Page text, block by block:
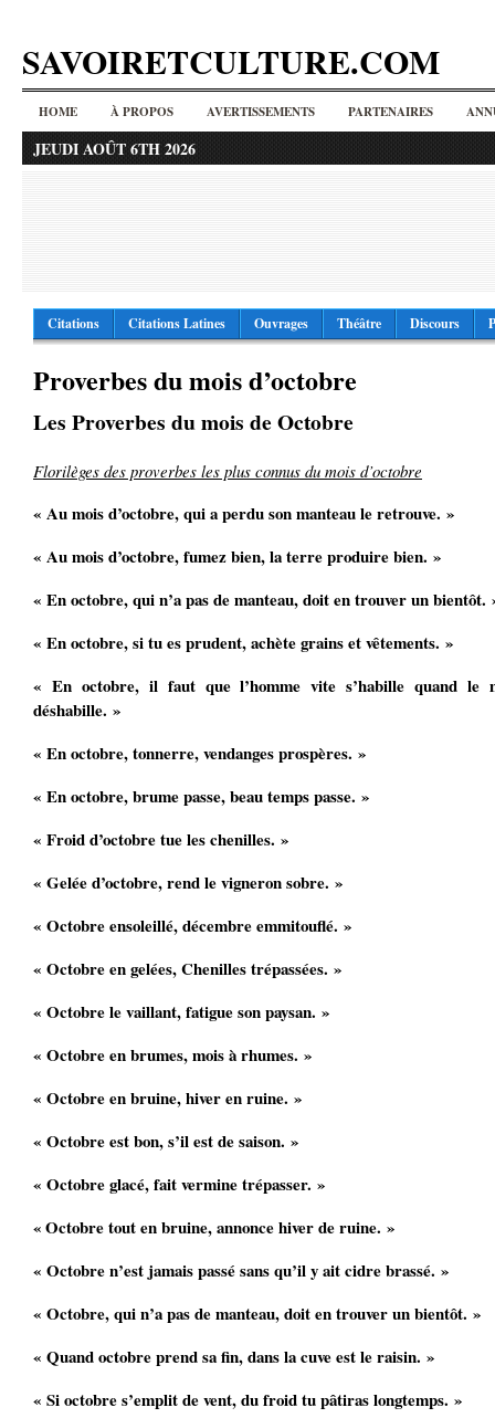
SAVOIRETCULTURE.COM
HOME À PROPOS AVERTISSEMENTS PARTENAIRES
JEUDI AOÛT 6TH 2026
Citations Citations Latines Ouvrages Théâtre Discours
Proverbes du mois d’octobre
Les Proverbes du mois de Octobre
Florilèges des proverbes les plus connus du mois d’octobre
« Au mois d’octobre, qui a perdu son manteau le retrouve. »
« Au mois d’octobre, fumez bien, la terre produire bien. »
« En octobre, qui n’a pas de manteau, doit en trouver un bientôt.
« En octobre, si tu es prudent, achète grains et vêtements. »
« En octobre, il faut que l’homme vite s’habille quand le
déshabille. »
« En octobre, tonnerre, vendanges prospères. »
« En octobre, brume passe, beau temps passe. »
« Froid d’octobre tue les chenilles. »
« Gelée d’octobre, rend le vigneron sobre. »
« Octobre ensoleillé, décembre emmitouflé. »
« Octobre en gelées, Chenilles trépassées. »
« Octobre le vaillant, fatigue son paysan. »
« Octobre en brumes, mois à rhumes. »
« Octobre en bruine, hiver en ruine. »
« Octobre est bon, s’il est de saison. »
« Octobre glacé, fait vermine trépasser. »
« Octobre tout en bruine, annonce hiver de ruine. »
« Octobre n’est jamais passé sans qu’il y ait cidre brassé. »
« Octobre, qui n’a pas de manteau, doit en trouver un bientôt. »
« Quand octobre prend sa fin, dans la cuve est le raisin. »
« Si octobre s’emplit de vent, du froid tu pâtiras longtemps. »